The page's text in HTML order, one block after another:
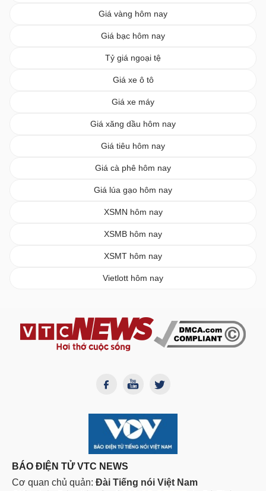
Giá vàng hôm nay
Giá bạc hôm nay
Tỷ giá ngoại tệ
Giá xe ô tô
Giá xe máy
Giá xăng dầu hôm nay
Giá tiêu hôm nay
Giá cà phê hôm nay
Giá lúa gạo hôm nay
XSMN hôm nay
XSMB hôm nay
XSMT hôm nay
Vietlott hôm nay
BÁO ĐIỆN TỬ VTC NEWS
Cơ quan chủ quản: Đài Tiếng nói Việt Nam